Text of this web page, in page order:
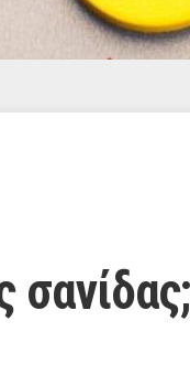
σανίδας;